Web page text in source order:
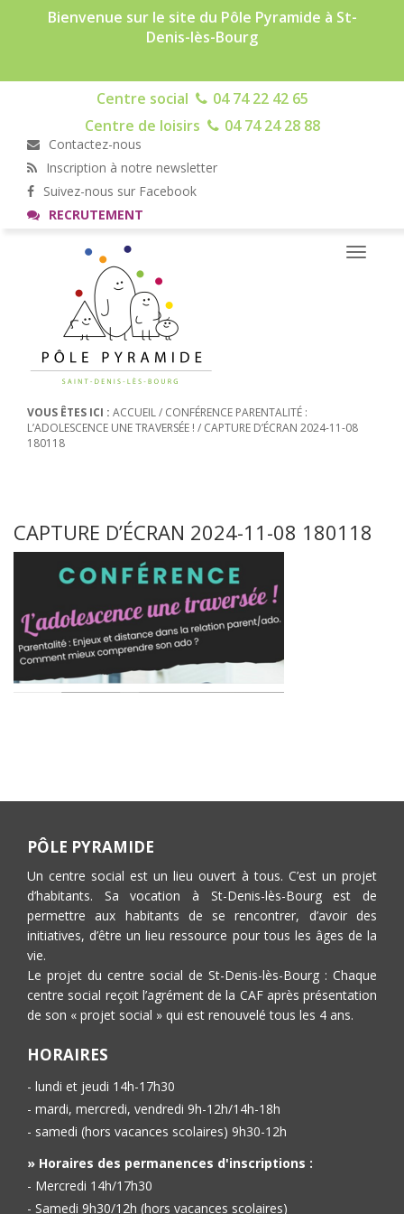
Bienvenue sur le site du Pôle Pyramide à St-
Denis-lès-Bourg
Centre social
04 74 22 42 65
Centre de loisirs
04 74 24 28 88
Contactez-nous
Inscription à notre newsletter
Suivez-nous sur Facebook
RECRUTEMENT
Toggle
VOUS ÊTES ICI : ACCUEIL/ CONFÉRENCE PARENTALITÉ :
L’ADOLESCENCE UNE TRAVERSÉE ! / CAPTURE D’ÉCRAN 2024-11-08
180118
CAPTURE D’ÉCRAN 2024-11-08 180118
PÔLE PYRAMIDE
Un centre social est un lieu ouvert à tous. C’est un projet
d’habitants. Sa vocation à St-Denis-lès-Bourg est de
permettre aux habitants de se rencontrer, d’avoir des
initiatives, d’être un lieu ressource pour tous les âges de la
vie.
Le projet du centre social de St-Denis-lès-Bourg : Chaque
centre social reçoit l’agrément de la CAF après présentation
de son « projet social » qui est renouvelé tous les 4 ans.
HORAIRES
- lundi et jeudi 14h-17h30
- mardi, mercredi, vendredi 9h-12h/14h-18h
- samedi (hors vacances scolaires) 9h30-12h
» Horaires des permanences d'inscriptions :
- Mercredi 14h/17h30
- Samedi 9h30/12h (hors vacances scolaires)